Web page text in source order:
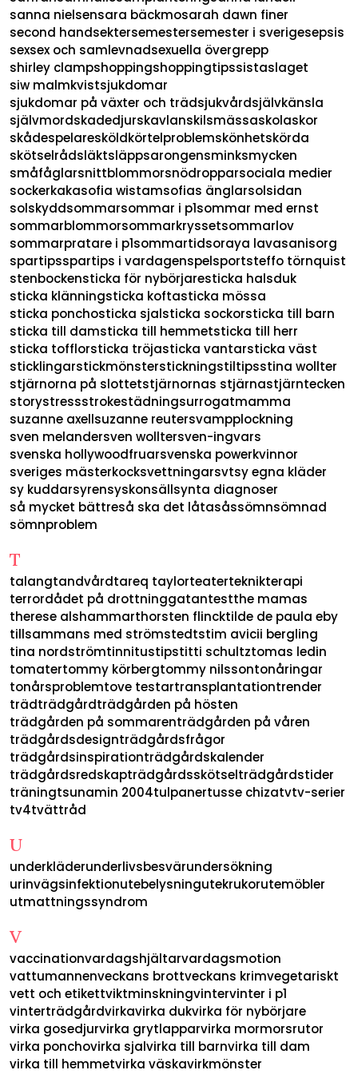
sanna nielsensara bäckmosarah dawn finer
second handsektersemestersemester i sverigesepsis
sexsex och samlevnadsexuella övergrepp
shirley clampshoppingshoppingtipssistaslaget
siw malmkvistsjukdomar
sjukdomar på växter och trädsjukvårdsjälvkänsla
självmordskadedjurskavlanskilsmässaskolaskor
skådespelaresköldkörtelproblemskönhetskörda
skötselrådsläktsläppsarongensminksmycken
småfåglarsnittblommorsnödropparsociala medier
sockerkakasofia wistamsofias änglarsolsidan
solskyddsommarsommar i p1sommar med ernst
sommarblommorsommarkryssetsommarlov
sommarpratare i p1sommartidsoraya lavasanisorg
spartipsspartips i vardagenspelsportsteffo törnquist
stenbockensticka för nybörjaresticka halsduk
sticka klänningsticka koftasticka mössa
sticka ponchosticka sjalsticka sockorsticka till barn
sticka till damsticka till hemmetsticka till herr
sticka tofflorsticka tröjasticka vantarsticka väst
sticklingarstickmönsterstickningstiltipsstina wollter
stjärnorna på slottetstjärnornas stjärnastjärntecken
storystressstrokestädningsurrogatmamma
suzanne axellsuzanne reutersvampplockning
sven melandersven wolltersven-ingvars
svenska hollywoodfruarsvenska powerkvinnor
sveriges mästerkocksvettningarsvtsy egna kläder
sy kuddarsyrensyskonsällsynta diagnoser
så mycket bättreså ska det låtasåssömnsömnad
sömnproblem
T
talangtandvårdtareq taylorteaterteknikterapi
terrordådet på drottninggatantestthe mamas
therese alshammarthorsten flincktilde de paula eby
tillsammans med strömstedtstim avicii bergling
tina nordströmtinnitustipstitti schultztomas ledin
tomatertommy körbergtommy nilssontonåringar
tonårsproblemtove testartransplantationtrender
trädträdgårdträdgården på hösten
trädgården på sommarenträdgården på våren
trädgårdsdesignträdgårdsfrågor
trädgårdsinspirationträdgårdskalender
trädgårdsredskapträdgårdsskötselträdgårdstider
träningtsunamin 2004tulpanertusse chizatvtv-serier
tv4tvättråd
U
underkläderunderlivsbesvärundersökning
urinvägsinfektionutebelysningutekrukorutemöbler
utmattningssyndrom
V
vaccinationvardagshjältarvardagsmotion
vattumannenveckans brottveckans krimvegetariskt
vett och etikettviktminskningvintervinter i p1
vinterträdgårdvirkavirka dukvirka för nybörjare
virka gosedjurvirka grytlapparvirka mormorsrutor
virka ponchovirka sjalvirka till barnvirka till dam
virka till hemmetvirka väskavirkmönster